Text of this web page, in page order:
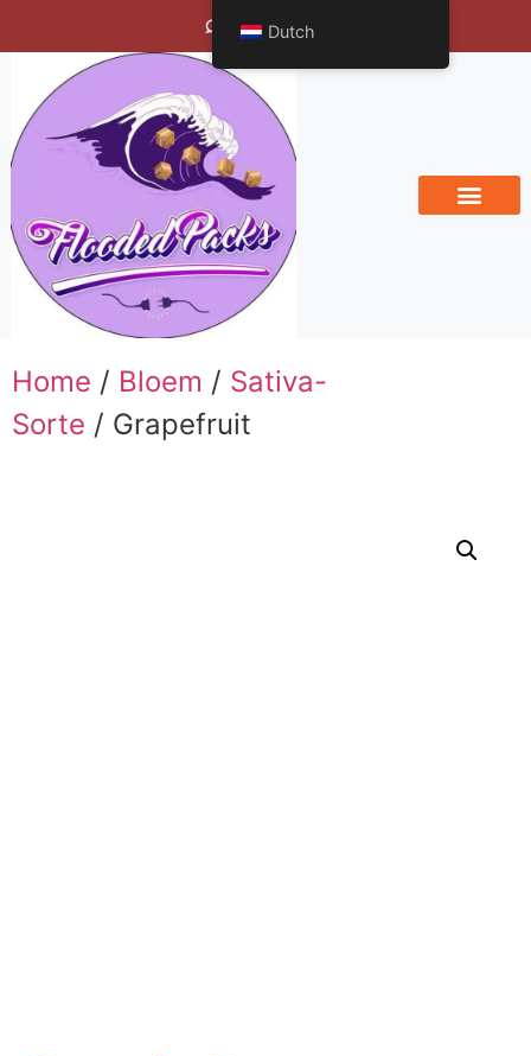
Bengals Vineyard
Home / Bloem / Sativa-
Sorte / Grapefruit
Dutch